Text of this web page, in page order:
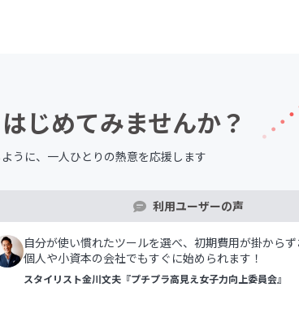
はじめてみませんか？
うに、 一人ひとりの熱意を応援します
利用ユーザーの声
自分が使い慣れたツールを選べ、初期費用が掛からず
個人や小資本の会社でもすぐに始められます！
スタイリスト金川文夫『プチプラ高見え女子力向上委員会』